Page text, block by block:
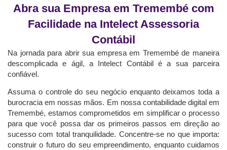
Abra sua Empresa em Tremembé com
Facilidade na Intelect Assessoria
Contábil
Na jornada para abrir sua empresa em Tremembé de maneira
descomplicada e ágil, a Intelect Contábil é a sua parceira
confiável.
Assuma o controle do seu negócio enquanto deixamos toda a
burocracia em nossas mãos. Em nossa contabilidade digital em
Tremembé, estamos comprometidos em simplificar o processo
para que você possa dar os primeiros passos em direção ao
sucesso com total tranquilidade. Concentre-se no que importa:
construir o futuro do seu empreendimento, enquanto cuidamos